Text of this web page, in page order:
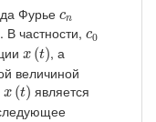
Фурье cn
cn
. В частности, c0
c0
x (t)
x(t) , а
величиной
x (t)
x(t) является